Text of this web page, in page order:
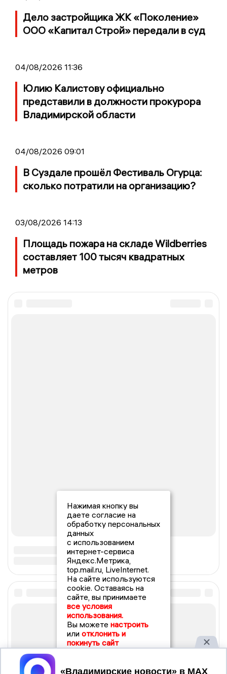
Дело застройщика ЖК «Поколение»
ООО «Капитал Строй» передали в суд
04/08/2026 11:36
Юлию Калистову официально
представили в должности прокурора
Владимирской области
04/08/2026 09:01
В Суздале прошёл Фестиваль Огурца:
сколько потратили на организацию?
03/08/2026 14:13
Площадь пожара на складе Wildberries
составляет 100 тысяч квадратных
метров
Нажимая кнопку вы
даете согласие на
обработку персональных
данных
с использованием
интернет-сервиса
Яндекс.Метрика,
top.mail.ru, LiveInternet.
На сайте используются
cookie. Оставаясь на
сайте, вы принимаете
все условия
использования.
Вы можете настроить
или отклонить и
покинуть сайт
Принять